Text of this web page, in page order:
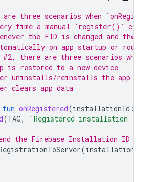
are three scenarios when
time a manual `register()` call
the FID is changed and the
on app startup or
#2, there are three scenarios when
is restored to a new device
uninstalls/reinstalls the app
clears app data
fun onRegistered(installationId :
(TAG, "Registered installation ID:
the Firebase Installation ID to
(installationId